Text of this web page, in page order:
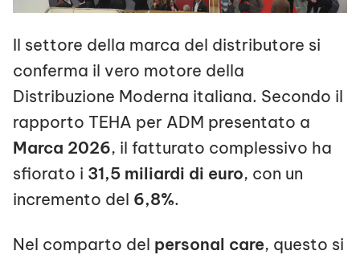
Il settore della marca del distributore si
conferma il vero motore della
Distribuzione Moderna italiana. Secondo il
rapporto TEHA per ADM presentato a
Marca 2026, il fatturato complessivo ha
sfiorato i 31,5 miliardi di euro, con un
incremento del 6,8%.
Nel comparto del personal care, questo si